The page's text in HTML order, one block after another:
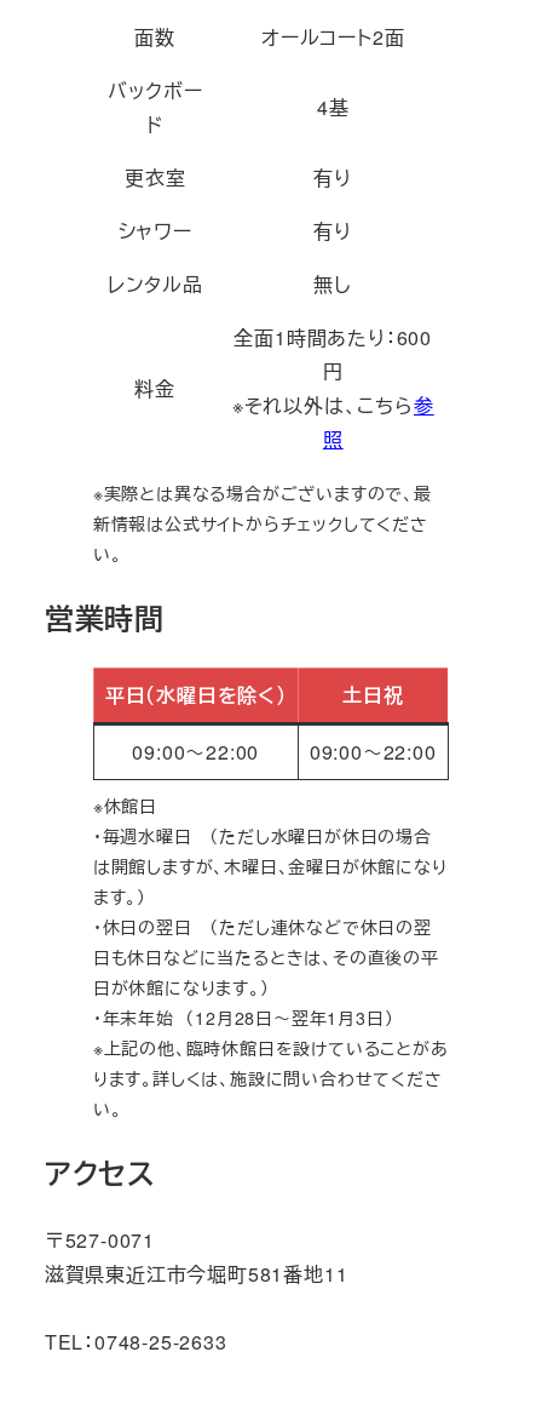
面数
オールコート2面
バックボー
ド
4基
更衣室
有り
シャワー
有り
レンタル品
無し
料金
全面1時間あたり：600
円
※それ以外は、こちら参
照
※実際とは異なる場合がございますので、最
新情報は公式サイトからチェックしてくださ
い。
営業時間
平日（水曜日を除く） 土日祝
09:00～22:00 09:00～22:00
※休館日
・毎週水曜日 （ただし水曜日が休日の場合
は開館しますが、木曜日、金曜日が休館になり
ます。）
・休日の翌日 （ただし連休などで休日の翌
日も休日などに当たるときは、その直後の平
日が休館になります。）
・年末年始 （12月28日～翌年1月3日）
※上記の他、臨時休館日を設けていることがあ
ります。詳しくは、施設に問い合わせてくださ
い。
アクセス
〒527-0071
滋賀県東近江市今堀町581番地11
TEL：0748-25-2633